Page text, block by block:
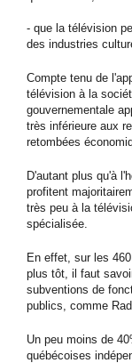
- que la télévision
des industries
Compte tenu de
télévision à la
gouvernementale
très inférieure aux
retombées
D'autant plus qu'à
profitent
très peu à la
spécialisée.
En effet, sur les
plus tôt, il faut
subventions de
publics, comme
Un peu moins de
québécoises